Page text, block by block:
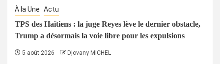
À la Une Actu
TPS des Haïtiens : la juge Reyes lève le dernier obstacle,
Trump a désormais la voie libre pour les expulsions
5 août 2026 Djovany MICHEL